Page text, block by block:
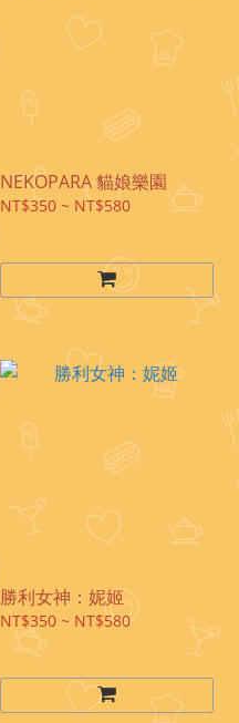
NEKOPARA 貓娘樂園
NT$350 ~ NT$580
勝利女神：妮姬
NT$350 ~ NT$580